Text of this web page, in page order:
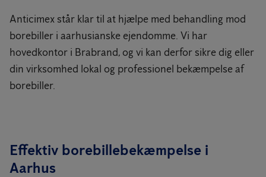
Anticimex står klar til at hjælpe med behandling mod
borebiller i aarhusianske ejendomme. Vi har
hovedkontor i Brabrand, og vi kan derfor sikre dig eller
din virksomhed lokal og professionel bekæmpelse af
borebiller.
Effektiv borebillebekæmpelse i
Aarhus